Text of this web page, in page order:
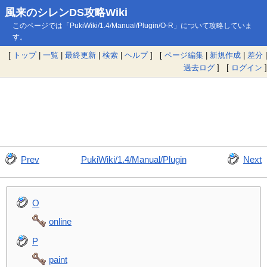
風来のシレンDS攻略Wiki
このページでは「PukiWiki/1.4/Manual/Plugin/O-R」について攻略していま
す。
[ トップ| 一覧 | 最終更新 | 検索 | ヘルプ] [ ページ編集 | 新規作成 | 差分 |
過去ログ ] [ ログイン ]
Prev Next
PukiWiki/1.4/Manual/Plugin
O
online
P
paint